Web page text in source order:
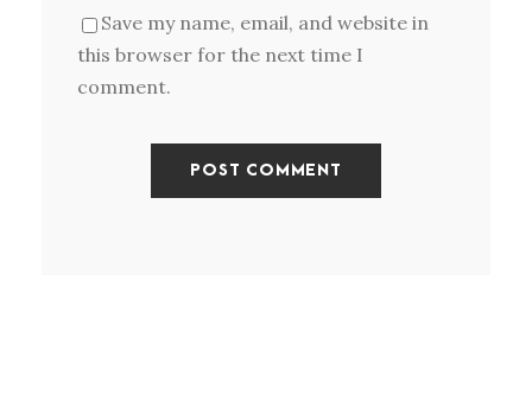
Save my name, email, and website in
this browser for the next time I
comment.